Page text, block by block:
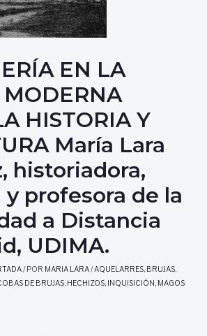
EN LA
MODERNA
HISTORIA Y
María Lara
historiadora,
profesora de la
a Distancia
UDIMA.
/ POR MARIA LARA/AQUELARRES BRUJAS
DE BRUJAS HECHIZOS INQUISICIÓN MAGOS